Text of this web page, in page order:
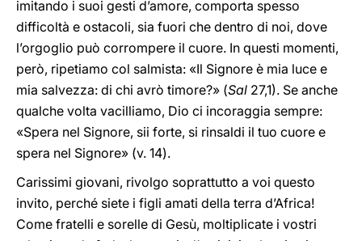
imitando i suoi gesti d’amore, comporta spesso
difficoltà e ostacoli, sia fuori che dentro di noi, dove
l’orgoglio può corrompere il cuore. In questi momenti,
però, ripetiamo col salmista: «Il Signore è mia luce e
mia salvezza: di chi avrò timore?» (Sal 27,1). Se anche
qualche volta vacilliamo, Dio ci incoraggia sempre:
«Spera nel Signore, sii forte, si rinsaldi il tuo cuore e
spera nel Signore» (v. 14).
Carissimi giovani, rivolgo soprattutto a voi questo
invito, perché siete i figli amati della terra d’Africa!
Come fratelli e sorelle di Gesù, moltiplicate i vostri